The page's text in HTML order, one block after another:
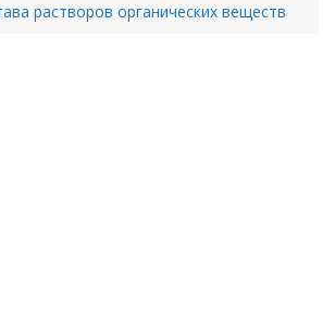
растворов органических веществ